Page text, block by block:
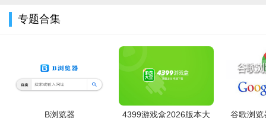
专题合集
B浏览器
4399游戏盒2026版本大
谷歌浏览